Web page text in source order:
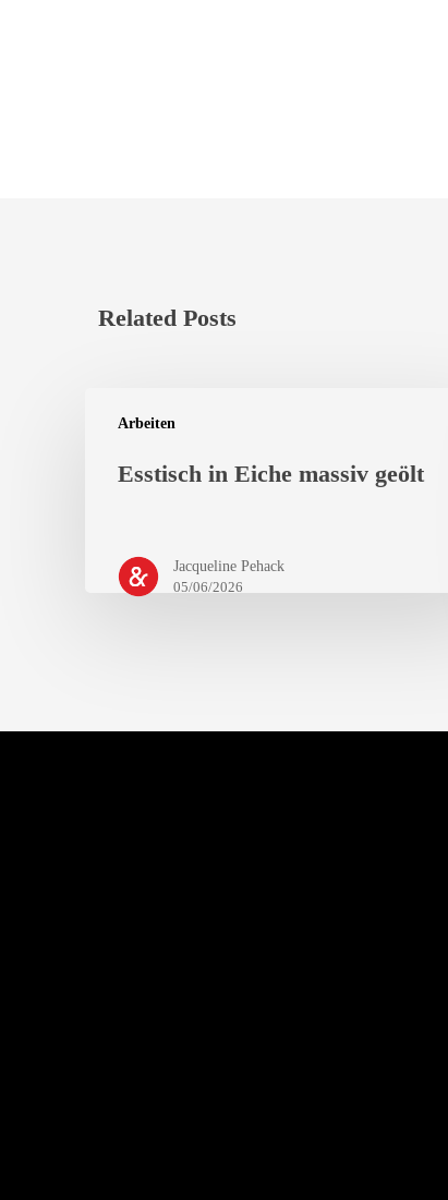
Related Posts
Arbeiten
Esstisch in Eiche massiv geölt
Jacqueline Pehack
05/06/2026